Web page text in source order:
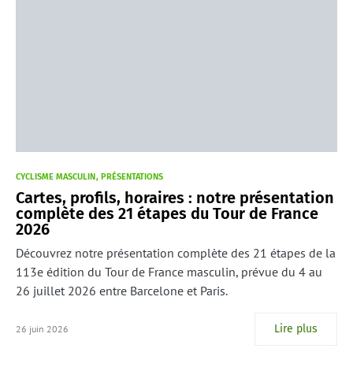
CYCLISME MASCULIN PRÉSENTATIONS
Cartes, profils, horaires : notre présentation
complète des 21 étapes du Tour de France
2026
Découvrez notre présentation complète des 21 étapes de la
113e édition du Tour de France masculin, prévue du 4 au
26 juillet 2026 entre Barcelone et Paris.
26 juin 2026 Lire plus